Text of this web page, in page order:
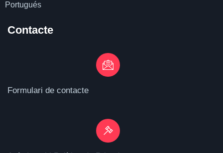
Portugués
Contacte
Formulari de contacte